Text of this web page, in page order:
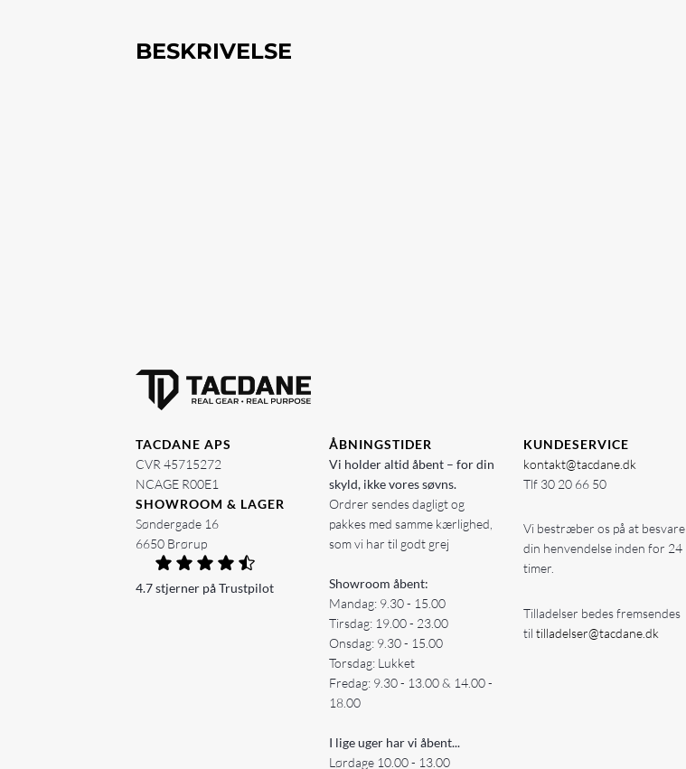
BESKRIVELSE
TACDANE APS
CVR 45715272
NCAGE R00E1
SHOWROOM & LAGER
Søndergade 16
6650 Brørup
4.7 stjerner på Trustpilot
ÅBNINGSTIDER
Vi holder altid åbent – for din
skyld, ikke vores søvns.
Ordrer sendes dagligt og
pakkes med samme kærlighed,
som vi har til godt grej
Showroom åbent:
Mandag: 9.30 - 15.00
Tirsdag: 19.00 - 23.00
Onsdag: 9.30 - 15.00
Torsdag: Lukket
Fredag: 9.30 - 13.00 & 14.00 -
18.00
I lige uger har vi åbent...
Lørdage 10.00 - 13.00
KUNDESERVICE
kontakt@tacdane.dk
Tlf 30 20 66 50
Vi bestræber os på at besvare
din henvendelse inden for 24
timer.
Tilladelser bedes fremsendes
til tilladelser@tacdane.dk